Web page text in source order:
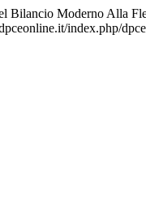
Bilancio Moderno Alla
index.php/